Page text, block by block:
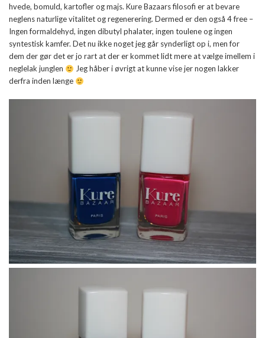
hvede, bomuld, kartofler og majs. Kure Bazaars filosofi er at bevare
neglens naturlige vitalitet og regenerering. Dermed er den også 4 free –
Ingen formaldehyd, ingen dibutyl phalater, ingen toulene og ingen
syntestisk kamfer. Det nu ikke noget jeg går synderligt op i, men for
dem der gør det er jo rart at der er kommet lidt mere at vælge imellem i
neglelak junglen
Jeg håber i øvrigt at kunne vise jer nogen lakker
derfra inden længe